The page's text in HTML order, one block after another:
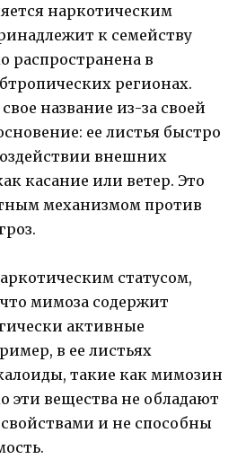
наркотическим
к семейству
распространена в
регионах.
название из-за своей
ее листья быстро
внешних
касание или ветер. Это
механизмом против
статусом,
мимоза содержит
активные
в ее листьях
такие как мимозин
эти вещества не обладают
и не способны